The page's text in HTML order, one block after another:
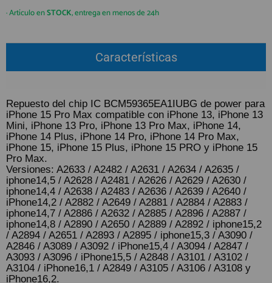
GUÍA DE COMPRA
(+34)912 477 744
Lunes a Viernes 09:30h a 20:00h
También atendemos Whatsapp
info@preciosadictos.com
REGISTRO PROFESIONAL
· Artículo enSTOCK, entrega en menos de 24h
Características
Repuesto del chip IC BCM59365EA1IUBG de power para
iPhone 15 Pro Max compatible con iPhone 13, iPhone 13
Mini, iPhone 13 Pro, iPhone 13 Pro Max, iPhone 14,
iPhone 14 Plus, iPhone 14 Pro, iPhone 14 Pro Max,
iPhone 15, iPhone 15 Plus, iPhone 15 PRO y iPhone 15
Pro Max.
Versiones: A2633 / A2482 / A2631 / A2634 / A2635 /
iphone14,5 / A2628 / A2481 / A2626 / A2629 / A2630 /
iphone14,4 / A2638 / A2483 / A2636 / A2639 / A2640 /
iPhone14,2 / A2882 / A2649 / A2881 / A2884 / A2883 /
iphone14,7 / A2886 / A2632 / A2885 / A2896 / A2887 /
iphone14,8 / A2890 / A2650 / A2889 / A2892 / iphone15,2
/ A2894 / A2651 / A2893 / A2895 / iphone15,3 / A3090 /
A2846 / A3089 / A3092 / iPhone15,4 / A3094 / A2847 /
A3093 / A3096 / iPhone15,5 / A2848 / A3101 / A3102 /
A3104 / iPhone16,1 / A2849 / A3105 / A3106 / A3108 y
iPhone16,2.